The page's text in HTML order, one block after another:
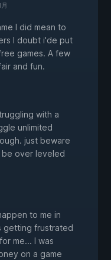
I did mean to
I doubt i'de put
games. A few
and fun.
with a
unlimited
just beware
be over leveled
to me in
getting frustrated
me... I was
on a game